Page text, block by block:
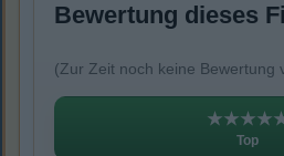
Bewertung dieses
(Zur Zeit noch keine Bewertung
Top